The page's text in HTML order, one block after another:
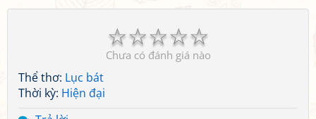
☆
☆
☆
☆
☆
Chưa có đánh giá nào
Thể thơ: Lục bát
Thời kỳ: Hiện đại